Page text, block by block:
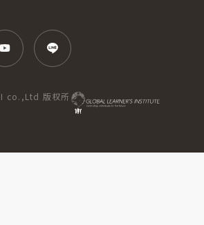
co.,Ltd 版权所